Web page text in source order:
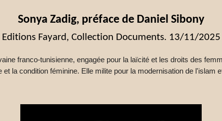
Sonya Zadig, préface de Daniel Sibony
Editions Fayard, Collection Documents. 13/11/2025
franco-tunisienne, engagée pour la laïcité et les droits des
la condition féminine. Elle milite pour la modernisation de l'islam